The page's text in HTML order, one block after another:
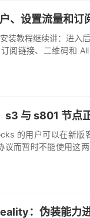
、设置流量和订
装教程继续讲：进入
阅链接、二维码和
与 s801 节点
的用户可以在新版
而暂时不能使用这两
：伪装能力